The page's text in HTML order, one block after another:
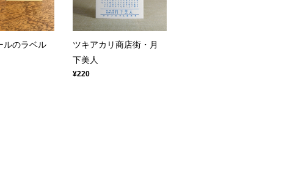
ルのラベル
ツキアカリ商店街・月
下美人
¥220